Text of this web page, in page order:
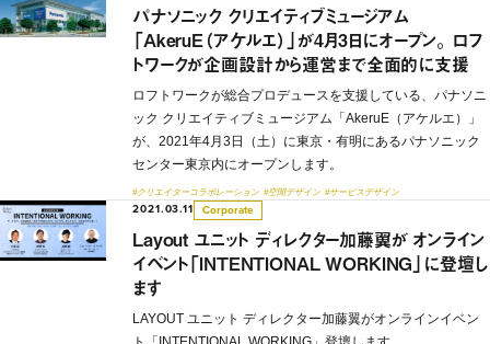
パナソニック クリエイティブミュージアム
「AkeruE（アケルエ）」が4月3日にオープン。 ロフ
トワークが企画設計から運営まで全面的に支援
ロフトワークが総合プロデュースを支援している、パナソニ
ック クリエイティブミュージアム「AkeruE（アケルエ）」
が、2021年4月3日（土）に東京・有明にあるパナソニック
センター東京内にオープンします。
#クリエイターコラボレーション #空間デザイン #サービスデザイン
2021.03.11 Corporate
Layout ユニット ディレクター加藤翼が オンライン
イベント「INTENTIONAL WORKING」に登壇し
ます
LAYOUT ユニット ディレクター加藤翼がオンラインイベン